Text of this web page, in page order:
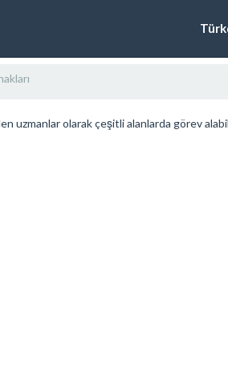
uzmanlar olarak çeşitli alanlarda görev